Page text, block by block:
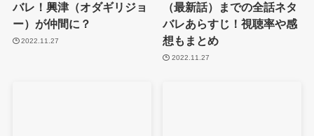
バレ！興津（オダギリジョ
ー）が仲間に？
2022.11.27
（最新話）までの全話ネタ
バレあらすじ！視聴率や感
想もまとめ
2022.11.27